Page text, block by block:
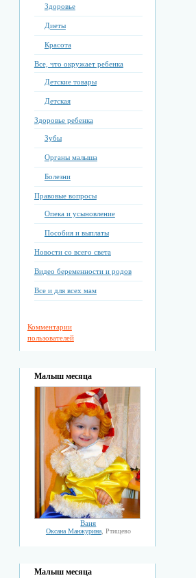
Здоровье
Диеты
Красота
Все, что окружает ребенка
Детские товары
Детская
Здоровье ребенка
Зубы
Органы малыша
Болезни
Правовые вопросы
Опека и усыновление
Пособия и выплаты
Новости со всего света
Видео беременности и родов
Все и для всех мам
Комментарии
пользователей
Малыш месяца
Ваня
Оксана Манжурина, Ртищево
Малыш месяца